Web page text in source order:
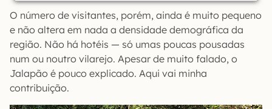
O número de visitantes, porém, ainda é muito pequeno
e não altera em nada a densidade demográfica da
região. Não há hotéis — só umas poucas pousadas
num ou noutro vilarejo. Apesar de muito falado, o
Jalapão é pouco explicado. Aqui vai minha
contribuição.